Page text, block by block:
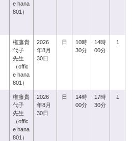
e hana
801）
権藤貴
代子
先生
（offic
e hana
801）
2026
年8月
30日
日
10時
30分
14時
00分
1
権藤貴
代子
先生
（offic
e hana
801）
2026
年8月
30日
日
14時
00分
17時
30分
1